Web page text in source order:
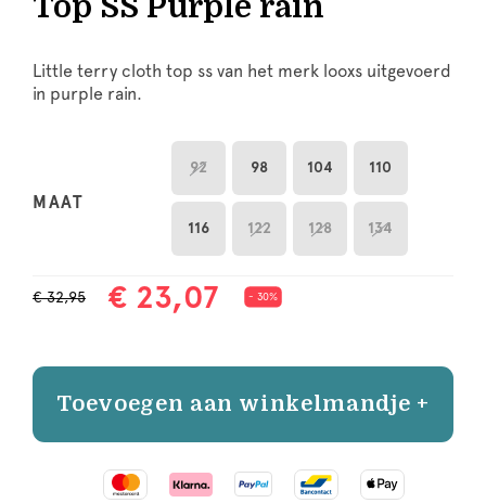
Little terry cloth top ss van het merk looxs uitgevoerd
in purple rain.
MAAT
92 98 104 110
116 122 128 134
€ 32,95 € 23,07 - 30%
Toevoegen aan winkelmandje +